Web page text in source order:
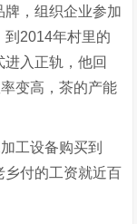
，组织企业参加
2014年村里的
入正轨，他回
变高，茶的产能
工设备购买到
乡付的工资就近百